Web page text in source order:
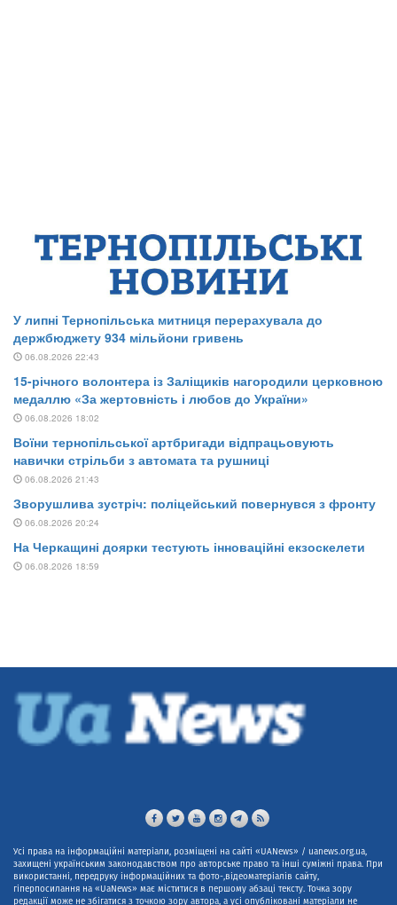
Усі права на інформаційні матеріали, розміщені на сайті «UANews» / uanews.org.ua,
захищені українським законодавством про авторське право та інші суміжні права. При
використанні, передруку інформаційних та фото-,відеоматеріалів сайту,
гіперпосилання на «UaNews» має міститися в першому абзаці тексту. Точка зору
редакції може не збігатися з точкою зору автора, а усі опубліковані матеріали не